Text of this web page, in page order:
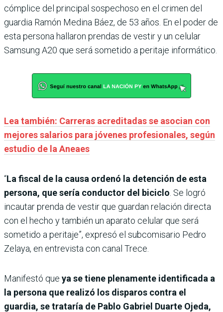
cómplice del principal sospechoso en el crimen del
guardia Ramón Medina Báez, de 53 años. En el poder de
esta persona hallaron prendas de vestir y un celular
Samsung A20 que será sometido a peritaje informático.
Lea también: Carreras acreditadas se asocian con
mejores salarios para jóvenes profesionales, según
estudio de la Aneaes
“La fiscal de la causa ordenó la detención de esta
persona, que sería conductor del biciclo . Se logró
incautar prenda de vestir que guardan relación directa
con el hecho y también un aparato celular que será
sometido a peritaje”, expresó el subcomisario Pedro
Zelaya, en entrevista con canal Trece.
Manifestó que ya se tiene plenamente identificada a
la persona que realizó los disparos contra el
guardia, se trataría de Pablo Gabriel Duarte Ojeda,